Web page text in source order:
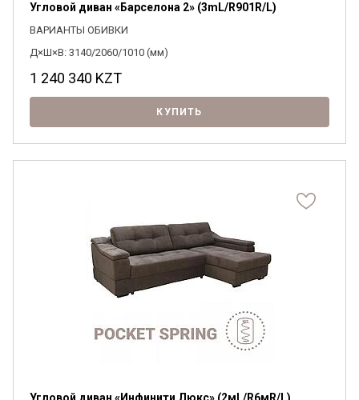
Угловой диван «Барселона 2» (3mL/R901R/L)
ВАРИАНТЫ ОБИВКИ
Д×Ш×В: 3140/2060/1010 (мм)
1 240 340 KZT
КУПИТЬ